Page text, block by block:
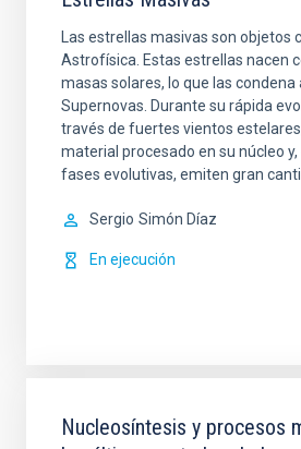
Las estrellas masivas son objetos
Astrofísica. Estas estrellas nacen
masas solares, lo que las condena
Supernovas. Durante su rápida
través de fuertes vientos
material procesado en su núcleo
fases evolutivas, emiten gran
Sergio Simón Díaz
En ejecución
Nucleosíntesis y procesos